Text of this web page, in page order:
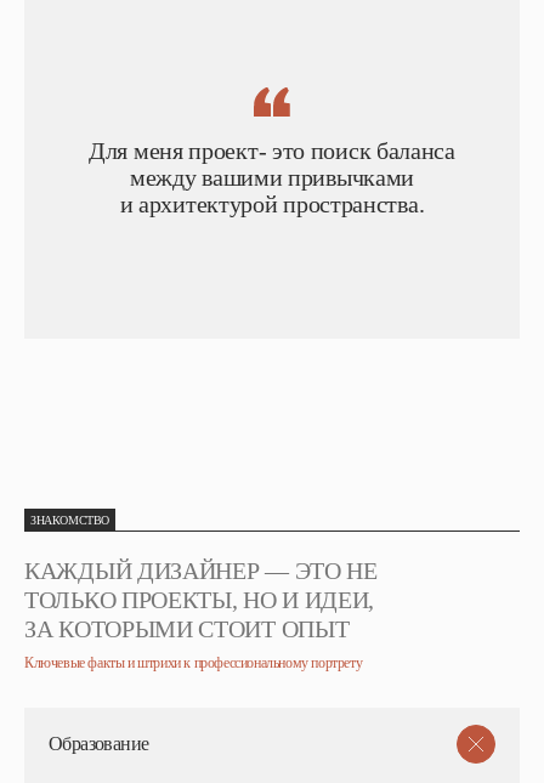
Для меня проект- это поиск баланса
между вашими привычками
и архитектурой пространства.
ЗНАКОМСТВО
КАЖДЫЙ ДИЗАЙНЕР — ЭТО НЕ
ТОЛЬКО ПРОЕКТЫ, НО И ИДЕИ,
ЗА КОТОРЫМИ СТОИТ ОПЫТ
Ключевые факты и штрихи к профессиональному портрету
Образование